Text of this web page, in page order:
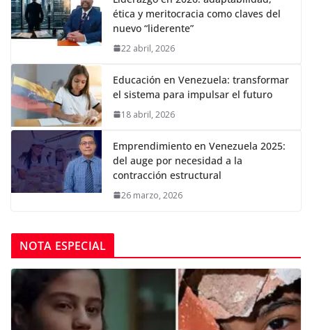
ética y meritocracia como claves del
nuevo “liderente”
22 abril, 2026
Educación en Venezuela: transformar
el sistema para impulsar el futuro
18 abril, 2026
Emprendimiento en Venezuela 2025:
del auge por necesidad a la
contracción estructural
26 marzo, 2026
NOTA ESPECIAL